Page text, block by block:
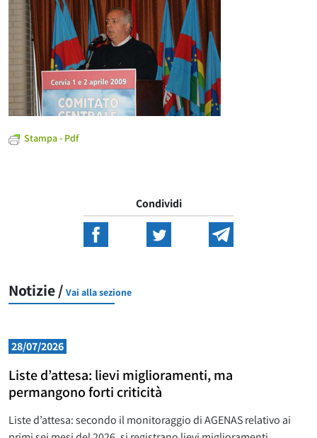
Stampa - Pdf
Condividi
Notizie / Vai alla sezione
28/07/2026
Liste d’attesa: lievi miglioramenti, ma
permangono forti criticità
Liste d’attesa: secondo il monitoraggio di AGENAS relativo ai